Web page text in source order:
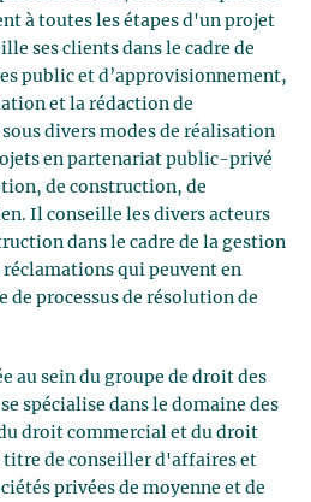
à toutes les étapes d'un projet
ses clients dans le cadre de
public et d’approvisionnement,
et la rédaction de
divers modes de réalisation
en partenariat public-privé
de construction, de
Il conseille les divers acteurs
dans le cadre de la gestion
qui peuvent en
de processus de résolution de
au sein du groupe de droit des
spécialise dans le domaine des
droit commercial et du droit
de conseiller d'affaires et
privées de moyenne et de